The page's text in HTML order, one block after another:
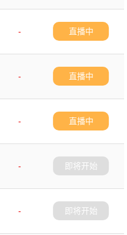
-
直播中
-
直播中
-
直播中
-
即将开始
-
即将开始